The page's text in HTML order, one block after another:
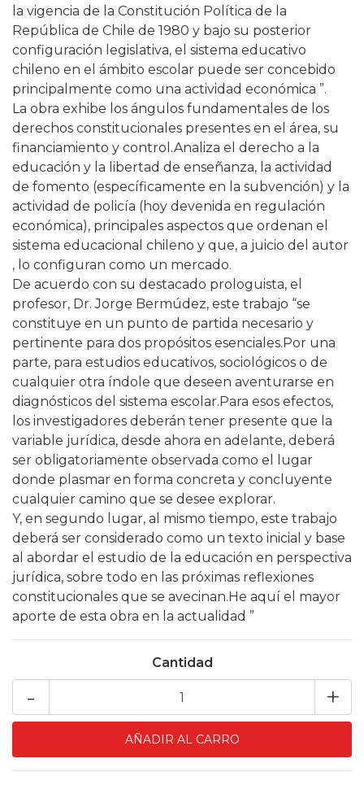
la vigencia de la Constitución Política de la
República de Chile de 1980 y bajo su posterior
configuración legislativa, el sistema educativo
chileno en el ámbito escolar puede ser concebido
principalmente como una actividad económica ”.
La obra exhibe los ángulos fundamentales de los
derechos constitucionales presentes en el área, su
financiamiento y control.Analiza el derecho a la
educación y la libertad de enseñanza, la actividad
de fomento (específicamente en la subvención) y la
actividad de policía (hoy devenida en regulación
económica), principales aspectos que ordenan el
sistema educacional chileno y que, a juicio del autor
, lo configuran como un mercado.
De acuerdo con su destacado prologuista, el
profesor, Dr. Jorge Bermúdez, este trabajo “se
constituye en un punto de partida necesario y
pertinente para dos propósitos esenciales.Por una
parte, para estudios educativos, sociológicos o de
cualquier otra índole que deseen aventurarse en
diagnósticos del sistema escolar.Para esos efectos,
los investigadores deberán tener presente que la
variable jurídica, desde ahora en adelante, deberá
ser obligatoriamente observada como el lugar
donde plasmar en forma concreta y concluyente
cualquier camino que se desee explorar.
Y, en segundo lugar, al mismo tiempo, este trabajo
deberá ser considerado como un texto inicial y base
al abordar el estudio de la educación en perspectiva
jurídica, sobre todo en las próximas reflexiones
constitucionales que se avecinan.He aquí el mayor
aporte de esta obra en la actualidad ”
Cantidad
+
-